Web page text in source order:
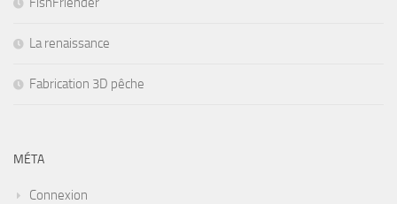
La renaissance
Fabrication 3D pêche
MÉTA
Connexion